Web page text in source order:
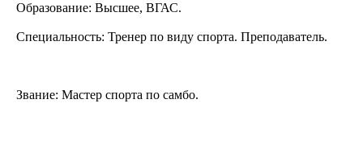
Образование: Высшее, ВГАС.
Специальность: Тренер по виду спорта. Преподаватель.
Звание: Мастер спорта по самбо.